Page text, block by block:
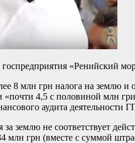
«Ренийский
8 млн грн налога на
4,5 с половиной млн
аудита
землю не соответствует
млн грн (вместе с суммой